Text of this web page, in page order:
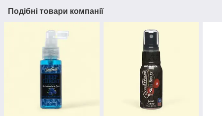
Подібні товари компанії